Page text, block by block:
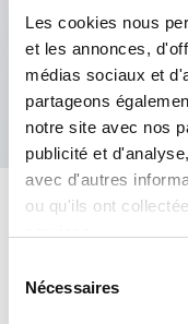
Les cookies nous
et les annonces,
médias sociaux et
partageons
notre site avec nos
publicité et
avec d'autres
ou qu'ils ont
Nécessaires
Le commutateur
structure à
La structure de
Spécifications